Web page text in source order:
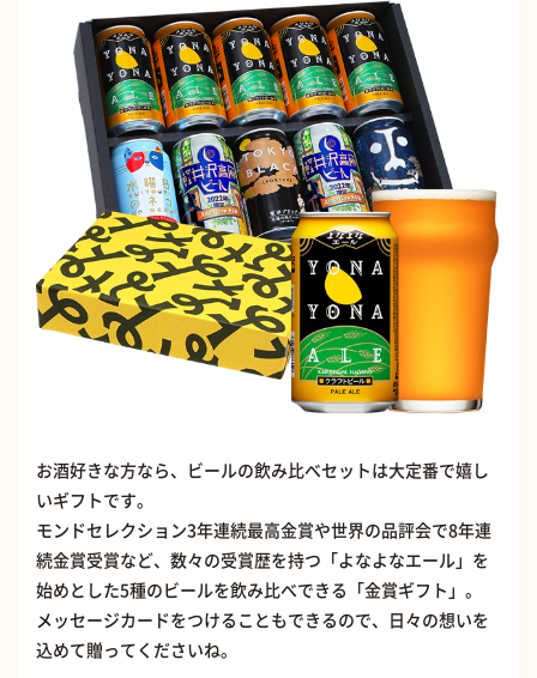
お酒好きな方なら、ビールの飲み比べセットは大定番で嬉し
いギフトです。
モンドセレクション3年連続最高金賞や世界の品評会で8年連
続金賞受賞など、数々の受賞歴を持つ「よなよなエール」を
始めとした5種のビールを飲み比べできる「金賞ギフト」。
メッセージカードをつけることもできるので、日々の想いを
込めて贈ってくださいね。